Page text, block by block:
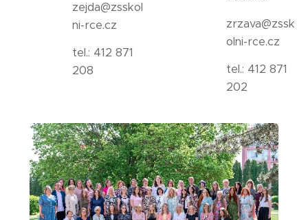
zejda@zsskol
ni-rce.cz
tel.: 412 871
208
zrzava@zssk
olni-rce.cz
tel.: 412 871
202